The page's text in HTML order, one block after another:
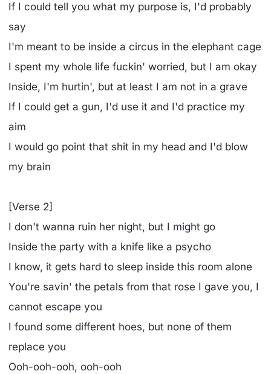
If I could tell you what my purpose is, I'd probably
say
I'm meant to be inside a circus in the elephant cage
I spent my whole life fuckin' worried, but I am okay
Inside, I'm hurtin', but at least I am not in a grave
If I could get a gun, I'd use it and I'd practice my
aim
I would go point that shit in my head and I'd blow
my brain
[Verse 2]
I don't wanna ruin her night, but I might go
Inside the party with a knife like a psycho
I know, it gets hard to sleep inside this room alone
You're savin' the petals from that rose I gave you, I
cannot escape you
I found some different hoes, but none of them
replace you
Ooh-ooh-ooh, ooh-ooh